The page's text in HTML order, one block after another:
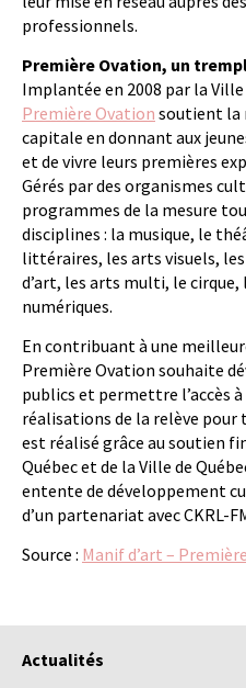
professionnels.
Première Ovation, un
Implantée en 2008 par la Ville
Première Ovation soutient la
capitale en donnant aux
et de vivre leurs premières
Gérés par des organismes
programmes de la mesure
disciplines : la musique, le
littéraires, les arts visuels,
d’art, les arts multi, le
numériques.
En contribuant à une
Première Ovation souhaite
publics et permettre l’accès
réalisations de la relève
est réalisé grâce au soutien
Québec et de la Ville de
entente de développement
d’un partenariat avec CKRL-
Source : Manif d’art –
Actualités